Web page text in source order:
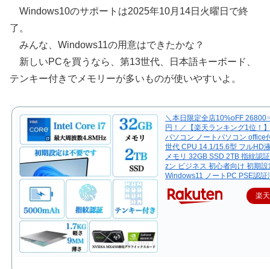
Windows10のサポートは2025年10月14日火曜日で終
了。
みんな、Windows11の用意はできたかな？
新しいPCを買うなら、第13世代、日本語キーボード、
テンキー付きでメモリーが多いものが使いやすいよ。
＼本日限定全店10%oFF
円！／【楽天ランキング1位！
パソコン ノートパソコン office
世代 CPU 14.1/15.6型 フルHD
メモリ 32GB SSD 2TB 指紋認
zン ビジネス 初心者向け 初期設
Windows11 ノートPC PSE認証
楽